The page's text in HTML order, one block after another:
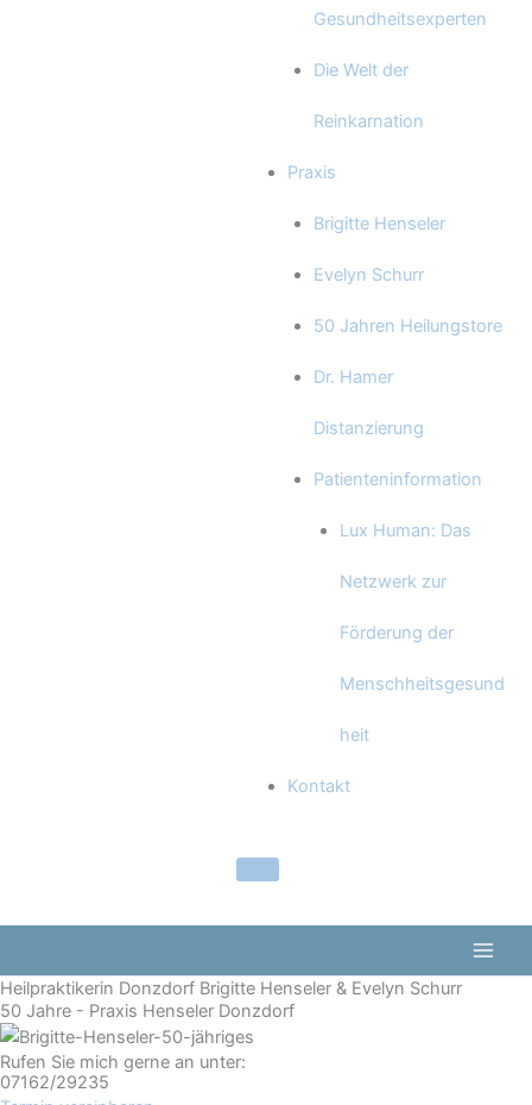
Gesundheitsexperten
Die Welt der
Reinkarnation
Praxis
Brigitte Henseler
Evelyn Schurr
50 Jahren Heilungstore
Dr. Hamer
Distanzierung
Patienteninformation
Lux Human: Das
Netzwerk zur
Förderung der
Menschheitsgesund
heit
Kontakt
Heilpraktikerin Donzdorf Brigitte Henseler & Evelyn Schurr
50 Jahre - Praxis Henseler Donzdorf
Rufen Sie mich gerne an unter:
07162/29235